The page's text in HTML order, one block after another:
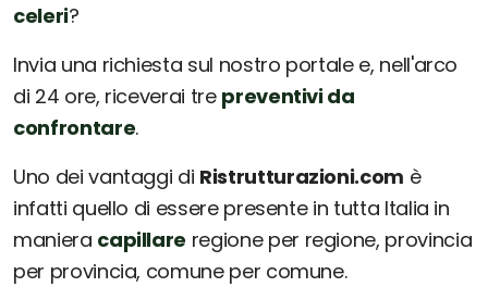
celeri?
Invia una richiesta sul nostro portale e, nell'arco
di 24 ore, riceverai tre preventivi da
confrontare.
Uno dei vantaggi di Ristrutturazioni.com è
infatti quello di essere presente in tutta Italia in
maniera capillare regione per regione, provincia
per provincia, comune per comune.